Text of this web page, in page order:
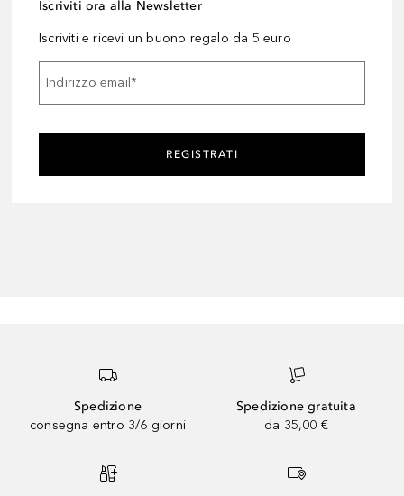
Iscriviti ora alla Newsletter
Iscriviti e ricevi un buono regalo da 5 euro
Indirizzo email*
REGISTRATI
Spedizione
consegna entro 3/6 giorni
Spedizione gratuita
da 35,00 €